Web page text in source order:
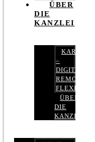
ÜBER
DIE
KANZLEI
KARRIERE
–
DIGITAL,
REMOTE,
FLEXIBEL
ÜBER
DIE
KANZLEI